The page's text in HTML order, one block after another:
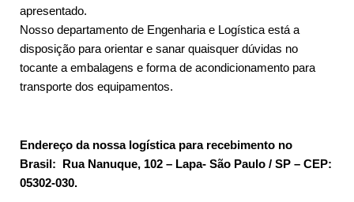
apresentado.
Nosso departamento de Engenharia e Logística está a
disposição para orientar e sanar quaisquer dúvidas no
tocante a embalagens e forma de acondicionamento para
transporte dos equipamentos.
Endereço da nossa logística para recebimento no
Brasil: Rua Nanuque, 102 – Lapa- São Paulo / SP – CEP:
05302-030.